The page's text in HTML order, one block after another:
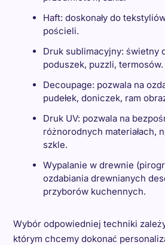
Haft: doskonały do
pościeli.
Druk sublimacyjny: świetny
poduszek, puzzli, termosów.
Decoupage: pozwala na
pudełek, doniczek, ram
Druk UV: pozwala na
różnorodnych materiałach,
szkle.
Wypalanie w drewnie
ozdabiania drewnianych
przyborów kuchennych.
Wybór odpowiedniej techniki
którym chcemy dokonać